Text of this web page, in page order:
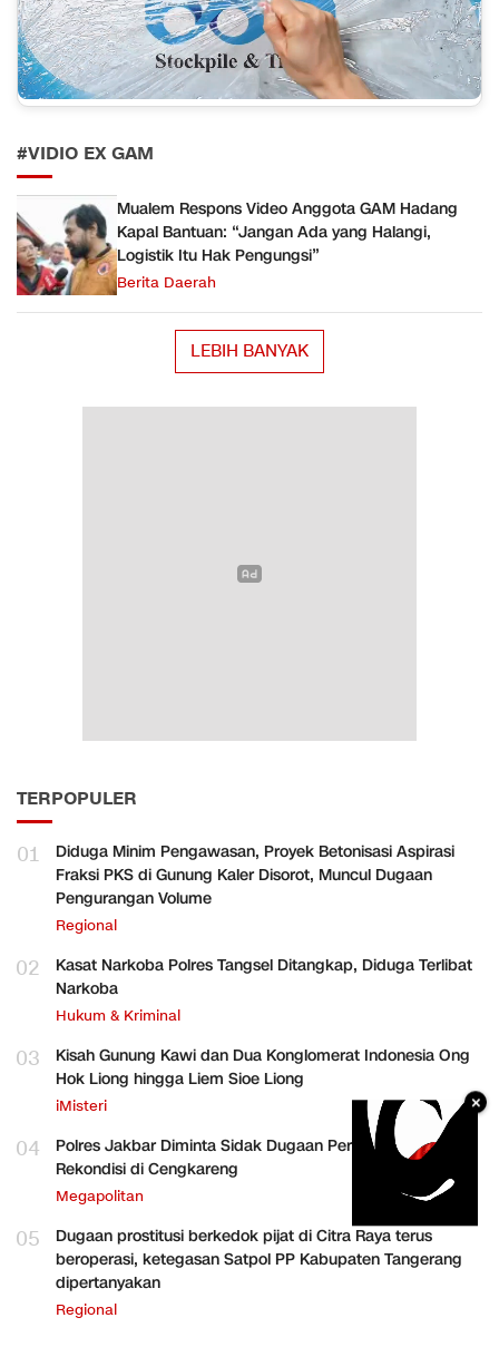
#VIDIO EX GAM
Mualem Respons Video Anggota GAM Hadang
Kapal Bantuan: “Jangan Ada yang Halangi,
Logistik Itu Hak Pengungsi”
Berita Daerah
LEBIH BANYAK
TERPOPULER
01
Diduga Minim Pengawasan, Proyek Betonisasi Aspirasi
Fraksi PKS di Gunung Kaler Disorot, Muncul Dugaan
Pengurangan Volume
Regional
02
Kasat Narkoba Polres Tangsel Ditangkap, Diduga Terlibat
Narkoba
Hukum & Kriminal
03
Kisah Gunung Kawi dan Dua Konglomerat Indonesia Ong
Hok Liong hingga Liem Sioe Liong
iMisteri
04
Polres Jakbar Diminta Sidak Dugaan Perakitan HP
Rekondisi di Cengkareng
Megapolitan
05
Dugaan prostitusi berkedok pijat di Citra Raya terus
beroperasi, ketegasan Satpol PP Kabupaten Tangerang
dipertanyakan
Regional
×